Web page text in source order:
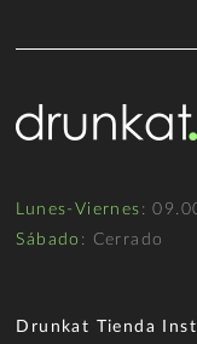
Lunes-Viernes :
Sábado : Cerrado
Drunkat Tienda